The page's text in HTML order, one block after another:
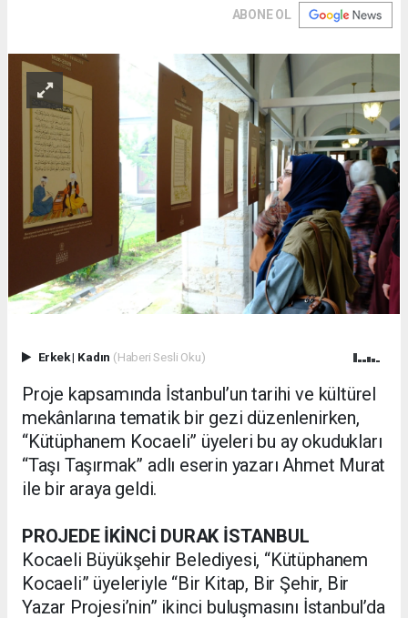
ABONE OL
Erkek| Kadın (Haberi Sesli Oku)
Proje kapsamında İstanbul’un tarihi ve kültürel
mekânlarına tematik bir gezi düzenlenirken,
“Kütüphanem Kocaeli” üyeleri bu ay okudukları
“Taşı Taşırmak” adlı eserin yazarı Ahmet Murat
ile bir araya geldi.
PROJEDE İKİNCİ DURAK İSTANBUL
Kocaeli Büyükşehir Belediyesi, “Kütüphanem
Kocaeli” üyeleriyle “Bir Kitap, Bir Şehir, Bir
Yazar Projesi’nin” ikinci buluşmasını İstanbul’da